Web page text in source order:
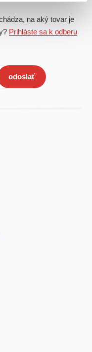
na aký tovar je
Prihláste sa k odberu
odoslať